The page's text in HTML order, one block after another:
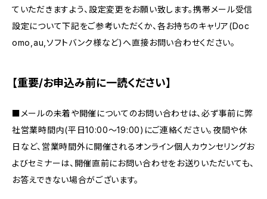
ていただきますよう、設定変更をお願い致します。携帯メール受信
設定について下記をご参考いただくか、各お持ちのキャリア(Doc
omo,au,ソフトバンク様など)へ直接お問い合わせください。
【重要/お申込み前に一読ください】
■メールの未着や開催についてのお問い合わせは、必ず事前に弊
社営業時間内(平日10:00～19:00)にご連絡ください。夜間や休
日など、営業時間外に開催されるオンライン個人カウンセリングお
よびセミナーは、開催直前にお問い合わせをお送りいただいても、
お答えできない場合がございます。